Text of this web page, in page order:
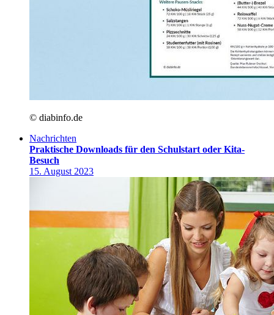
© diabinfo.de
Nachrichten
Praktische Downloads für den Schulstart oder Kita-
Besuch
15. August 2023